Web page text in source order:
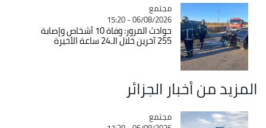
Catégorie
مجتمع
06/08/2026 - 15:20
حوادث المرور: وفاة 10 أشخاص وإصابة
255 آخرين خلال الـ24 ساعة الأخيرة
المزيد من أخبار الجزائر
Catégorie
مجتمع